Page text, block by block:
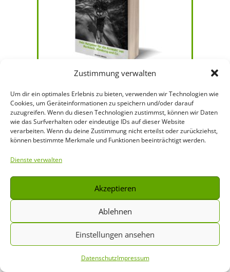
Zustimmung verwalten
Um dir ein optimales Erlebnis zu bieten, verwenden wir Technologien wie
Cookies, um Geräteinformationen zu speichern und/oder darauf
zuzugreifen. Wenn du diesen Technologien zustimmst, können wir Daten
wie das Surfverhalten oder eindeutige IDs auf dieser Website
verarbeiten. Wenn du deine Zustimmung nicht erteilst oder zurückziehst,
können bestimmte Merkmale und Funktionen beeinträchtigt werden.
Dienste verwalten
Akzeptieren
Ablehnen
Einstellungen ansehen
DatenschutzImpressum
Subscribe
0 Kommentare
Kommentar Schreiben